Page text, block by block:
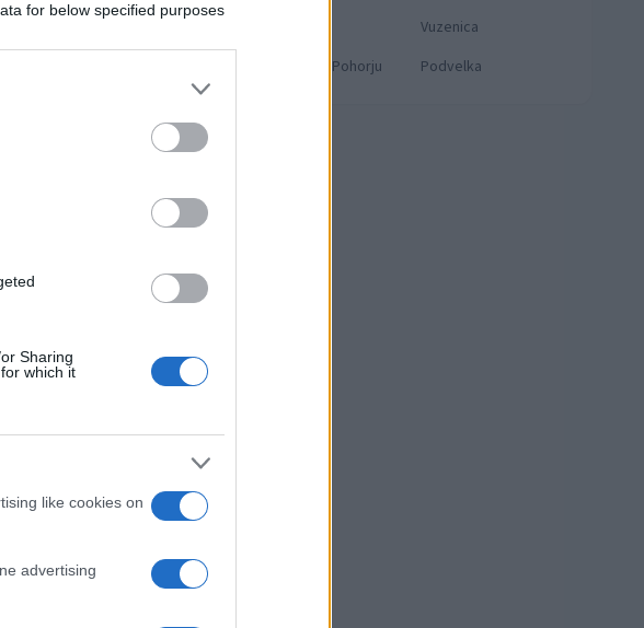
for below specified purposes
Sharing
which it
like cookies on
advertising
na prostem, pa
popolne
v veljavi več
besedah pomeni,
razmisliti o uvedbi
razmer v
Skandinavcev
ukrepov namreč
ukrepov.
Vuzenica
Ribnica na Pohorju
Podvelka